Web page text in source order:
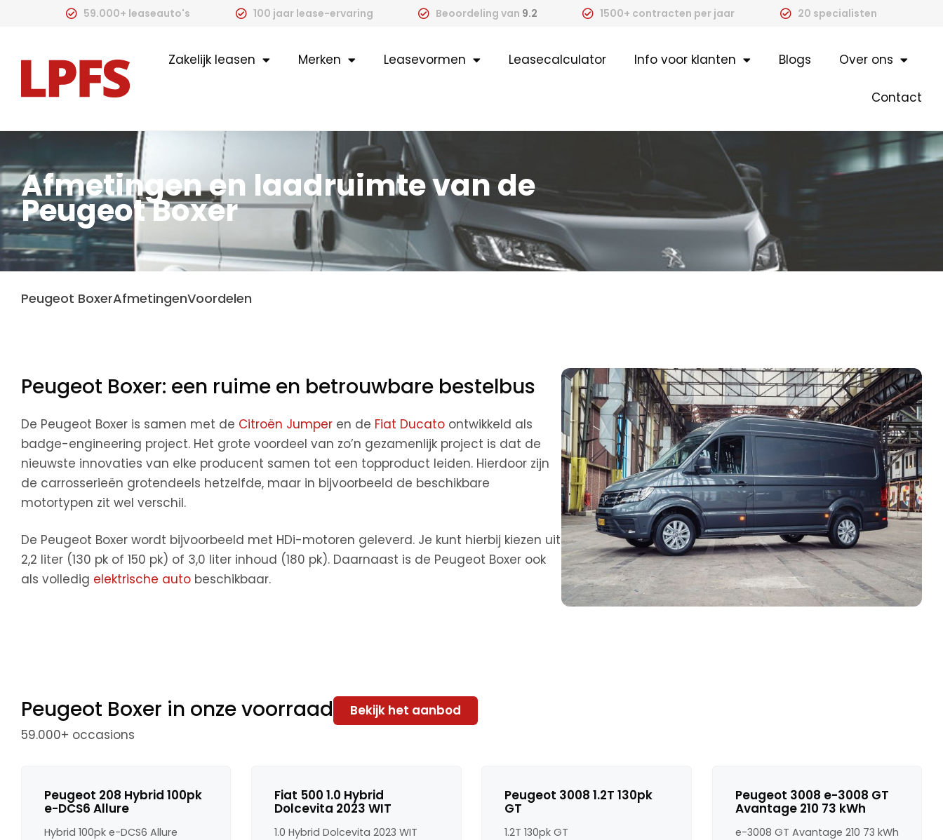
59.000+ leaseauto's 100 jaar lease-ervaring Beoordeling van 9.2 1500+ contracten per jaar 20 specialisten
Zakelijk leasen Merken Leasevormen Leasecalculator Info voor klanten Blogs Over ons
Contact
Afmetingen en laadruimte van de
Peugeot Boxer
Peugeot BoxerAfmetingenVoordelen
Peugeot Boxer: een ruime en betrouwbare bestelbus
De Peugeot Boxer is samen met de Citroën Jumper en de Fiat Ducato ontwikkeld als
badge-engineering project. Het grote voordeel van zo’n gezamenlijk project is dat de
nieuwste innovaties van elke producent samen tot een topproduct leiden. Hierdoor zijn
de carrosserieën grotendeels hetzelfde, maar in bijvoorbeeld de beschikbare
motortypen zit wel verschil.
De Peugeot Boxer wordt bijvoorbeeld met HDi-motoren geleverd. Je kunt hierbij kiezen uit
2,2 liter (130 pk of 150 pk) of 3,0 liter inhoud (180 pk). Daarnaast is de Peugeot Boxer ook
als volledig elektrische auto beschikbaar.
Peugeot Boxer in onze voorraad
Bekijk het aanbod
59.000+ occasions
Peugeot 208 Hybrid 100pk
e-DCS6 Allure
Hybrid 100pk e-DCS6 Allure
Fiat 500 1.0 Hybrid
Dolcevita 2023 WIT
1.0 Hybrid Dolcevita 2023 WIT
Peugeot 3008 1.2T 130pk
GT
1.2T 130pk GT
Peugeot 3008 e-3008 GT
Avantage 210 73 kWh
e-3008 GT Avantage 210 73 kWh